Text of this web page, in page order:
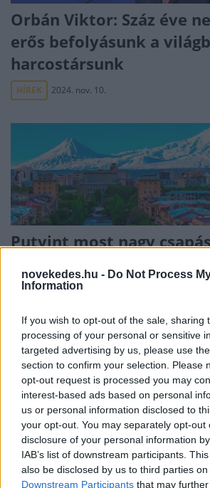
novekedes.hu - Do Not Process
Information
If you wish to opt-out of the sale, sharing
processing of your personal or sensitive
targeted advertising by us, please use
section to confirm your selection. Please
opt-out request is processed you may
interest-based ads based on personal
us or personal information disclosed to
your opt-out. You may separately opt-out
disclosure of your personal information
IAB’s list of downstream participants.
also be disclosed by us to third parties on
Downstream Participants that may
Orbán Viktor: Száz éve
erős befolyásunk a
harcostársunk
HÍREK 2024. nov. 10.
Putyint most nagy
egyik szövetségese
neki
Korlátozza az orosz